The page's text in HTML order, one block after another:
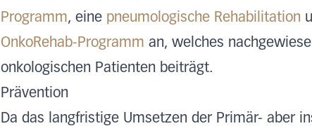
Programm, eine pneumologische Rehabilitation
OnkoRehab-Programm an, welches
onkologischen Patienten beiträgt.
Prävention
Da das langfristige Umsetzen der Primär- aber